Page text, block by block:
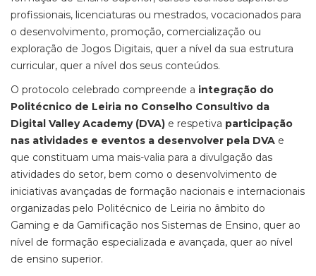
profissionais, licenciaturas ou mestrados, vocacionados para
o desenvolvimento, promoção, comercialização ou
exploração de Jogos Digitais, quer a nível da sua estrutura
curricular, quer a nível dos seus conteúdos.
O protocolo celebrado compreende a integração do
Politécnico de Leiria no Conselho Consultivo da
Digital Valley Academy (DVA) e respetiva participação
nas atividades e eventos a desenvolver pela DVA e
que constituam uma mais-valia para a divulgação das
atividades do setor, bem como o desenvolvimento de
iniciativas avançadas de formação nacionais e internacionais
organizadas pelo Politécnico de Leiria no âmbito do
Gaming e da Gamificação nos Sistemas de Ensino, quer ao
nível de formação especializada e avançada, quer ao nível
de ensino superior.